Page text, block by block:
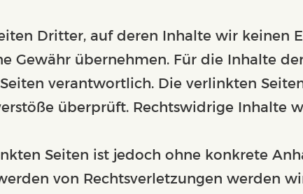
Dritter, auf deren Inhalte wir keinen
Gewähr übernehmen. Für die Inhalte
verantwortlich. Die verlinkten
überprüft. Rechtswidrige Inhalte
Seiten ist jedoch ohne konkrete
von Rechtsverletzungen werden